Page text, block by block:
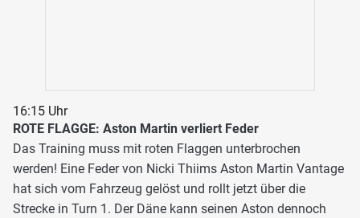
16:15 Uhr
ROTE FLAGGE: Aston Martin verliert Feder
Das Training muss mit roten Flaggen unterbrochen
werden! Eine Feder von Nicki Thiims Aston Martin Vantage
hat sich vom Fahrzeug gelöst und rollt jetzt über die
Strecke in Turn 1. Der Däne kann seinen Aston dennoch